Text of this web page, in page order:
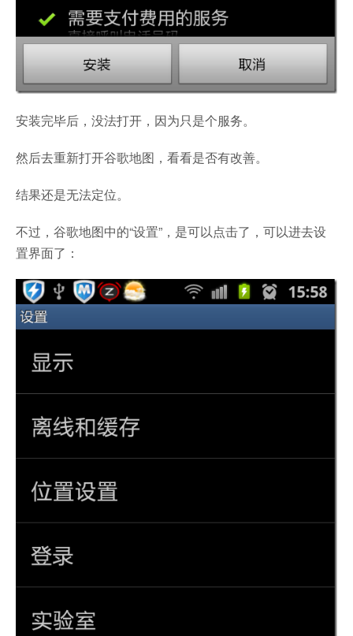
安装完毕后，没法打开，因为只是个服务。
然后去重新打开谷歌地图，看看是否有改善。
结果还是无法定位。
不过，谷歌地图中的“设置”，是可以点击了，可以进去设
置界面了：